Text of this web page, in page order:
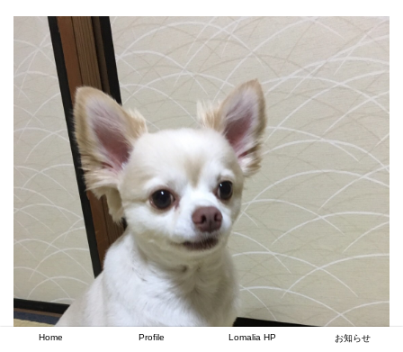
Home Profile Lomalia HP お知らせ